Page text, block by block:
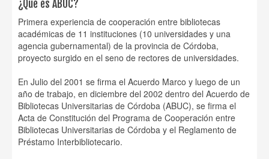
¿Qué es ABUC?
Primera experiencia de cooperación entre bibliotecas
académicas de 11 instituciones (10 universidades y una
agencia gubernamental) de la provincia de Córdoba,
proyecto surgido en el seno de rectores de universidades.
En Julio del 2001 se firma el Acuerdo Marco y luego de un
año de trabajo, en diciembre del 2002 dentro del Acuerdo de
Bibliotecas Universitarias de Córdoba (ABUC), se firma el
Acta de Constitución del Programa de Cooperación entre
Bibliotecas Universitarias de Córdoba y el Reglamento de
Préstamo Interbibliotecario.